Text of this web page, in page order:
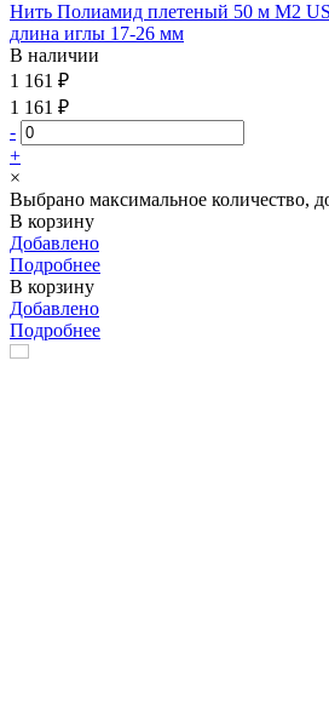
Нить Полиамид плетеный 50 м М2
длина иглы 17-26 мм
В наличии
1 161 ₽
1 161 ₽
-
+
×
Выбрано максимальное количество,
В корзину
Добавлено
Подробнее
В корзину
Добавлено
Подробнее